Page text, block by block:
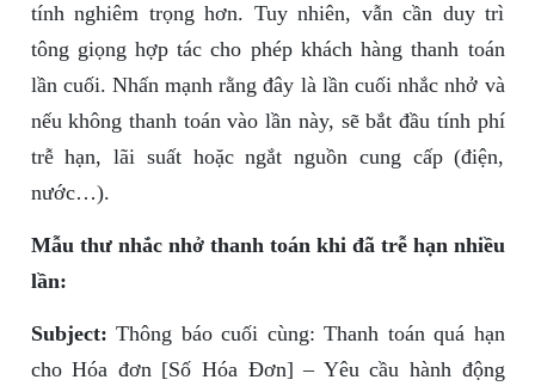
tính nghiêm trọng hơn. Tuy nhiên, vẫn cần duy trì
tông giọng hợp tác cho phép khách hàng thanh toán
lần cuối. Nhấn mạnh rằng đây là lần cuối nhắc nhở và
nếu không thanh toán vào lần này, sẽ bắt đầu tính phí
trễ hạn, lãi suất hoặc ngắt nguồn cung cấp (điện,
nước…).
Mẫu thư nhắc nhở thanh toán khi đã trễ hạn nhiều
lần:
Subject: Thông báo cuối cùng: Thanh toán quá hạn
cho Hóa đơn [Số Hóa Đơn] – Yêu cầu hành động